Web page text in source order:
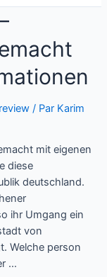
/ Par Karim
mit eigenen
diese
deutschland.
ihr Umgang ein
von
Welche person
…